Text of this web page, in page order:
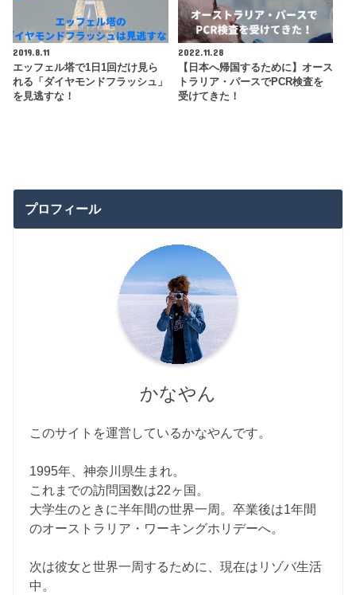
2019.8.11
エッフェル塔で1日1回だけ見ら
れる「ダイヤモンドフラッシュ」
を見逃すな！
2022.11.28
【日本へ帰国するために】オース
トラリア・パースでPCR検査を
受けてきた！
プロフィール
かなやん
このサイトを運営しているかなやんです。
1995年、神奈川県生まれ。
これまでの訪問国数は22ヶ国。
大学生のときに半年間の世界一周。卒業後は1年間
のオーストラリア・ワーキングホリデーへ。
次は彼女と世界一周するために、現在はリゾバ生活
中。